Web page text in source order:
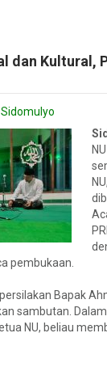
dan Kultural,
Sidomulyo
pembukaan.
Bapak
sambutan.
NU, beliau